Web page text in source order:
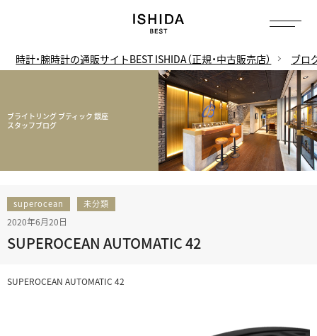
時計・腕時計の通販サイトBEST ISHIDA（正規・中古販売店） ブロ
ブライトリング ブティック 銀座
スタッフブログ
superocean 未分類
2020年6月20日
SUPEROCEAN AUTOMATIC 42
SUPEROCEAN AUTOMATIC 42